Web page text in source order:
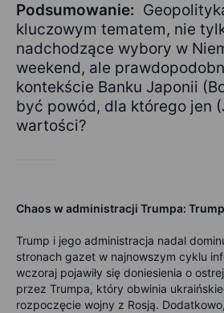
Podsumowanie:
kluczowym tematem, nie
nadchodzące wybory w
weekend, ale
kontekście Banku Japonii
być powód, dla którego jen
wartości?
Chaos w administracji Trumpa:
Trump i jego administracja nadal
stronach gazet w najnowszym cyklu
wczoraj pojawiły się doniesienia o
przez Trumpa, który obwinia
rozpoczęcie wojny z Rosją.